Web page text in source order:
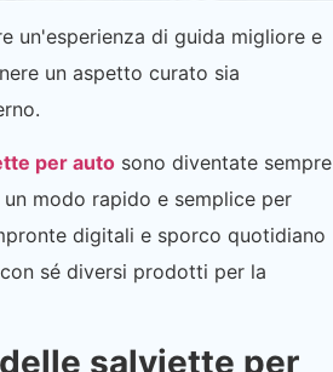
un'esperienza di guida migliore e
un aspetto curato sia
per auto sono diventate sempre
modo rapido e semplice per
digitali e sporco quotidiano
sé diversi prodotti per la
salviette per